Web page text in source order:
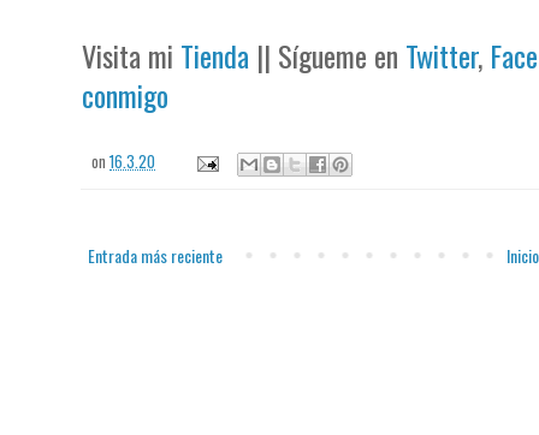
Visita mi Tienda || Sígueme en Twitter,
conmigo
on16.3.20
Entrada más reciente Inicio